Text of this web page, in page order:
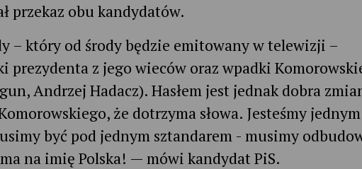
przekaz obu kandydatów.
– który od środy będzie emitowany w telewizji –
prezydenta z jego wieców oraz wpadki
Andrzej Hadacz). Hasłem jest jednak dobra
że dotrzyma słowa. Jesteśmy jednym
być pod jednym sztandarem - musimy
na imię Polska! — mówi kandydat PiS.